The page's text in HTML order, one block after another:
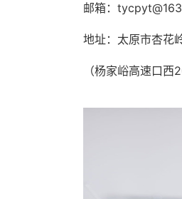
邮箱：
地址：太原市杏花
（杨家峪高速口西